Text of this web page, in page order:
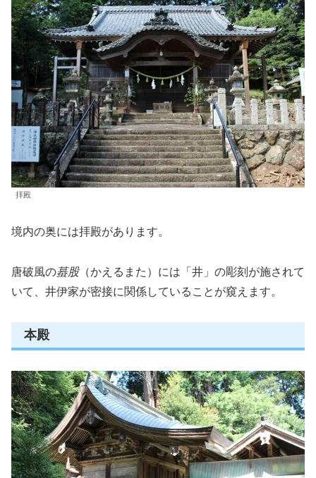
拝殿
境内の奥には拝殿があります。
唐破風の蟇股（かえるまた）には「井」の彫刻が施されて
いて、井伊家が密接に関係していることが窺えます。
本殿